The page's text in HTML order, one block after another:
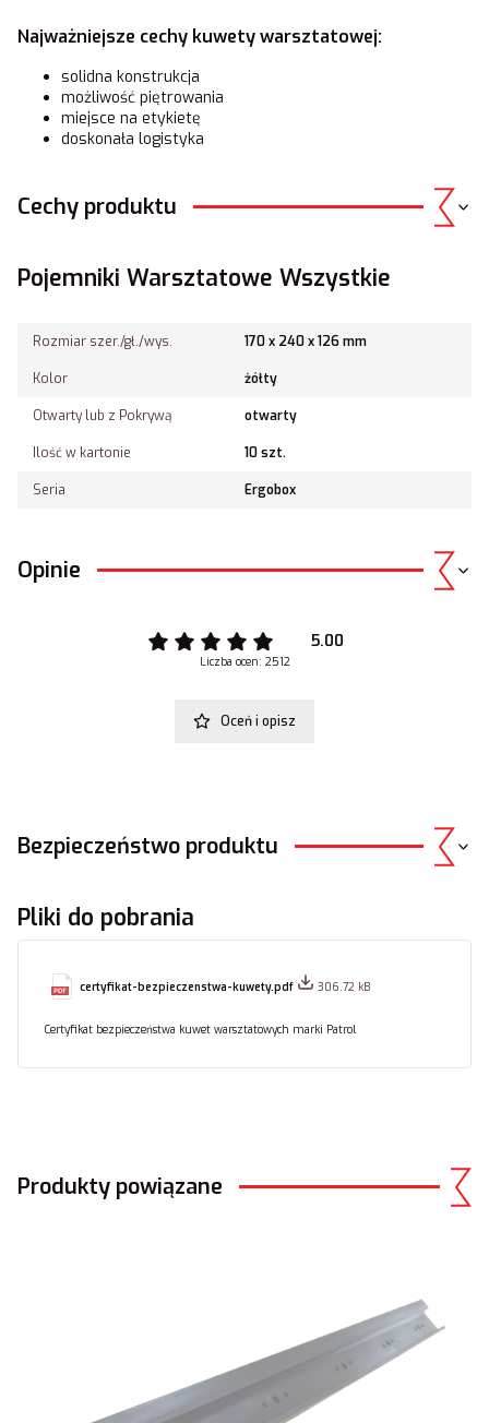
Najważniejsze cechy kuwety warsztatowej:
solidna konstrukcja
możliwość piętrowania
miejsce na etykietę
doskonała logistyka
Cechy produktu
Pojemniki Warsztatowe Wszystkie
Rozmiar szer./gł./wys. 170 x 240 x 126 mm
Kolor żółty
Otwarty lub z Pokrywą otwarty
Ilość w kartonie 10 szt.
Seria Ergobox
Opinie
5.00
Liczba ocen: 2512
Oceń i opisz
Bezpieczeństwo produktu
Pliki do pobrania
certyfikat-bezpieczenstwa-kuwety.pdf 306.72 kB
Certyfikat bezpieczeństwa kuwet warsztatowych marki Patrol
Produkty powiązane